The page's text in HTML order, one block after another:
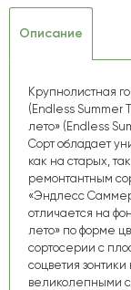
Описание
Крупнолистная
(Endless Summer
лето» (Endless
Сорт обладает
как на старых,
ремонтантным
«Эндлесс
отличается на
лето» по форме
сортосерии с
соцветия
великолепными